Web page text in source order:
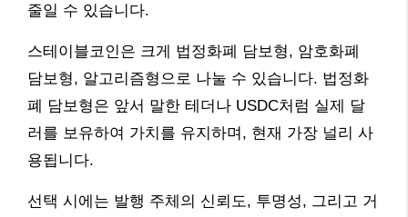
줄일 수 있습니다.
스테이블코인은 크게 법정화폐 담보형, 암호화폐
담보형, 알고리즘형으로 나눌 수 있습니다. 법정화
폐 담보형은 앞서 말한 테더나 USDC처럼 실제 달
러를 보유하여 가치를 유지하며, 현재 가장 널리 사
용됩니다.
선택 시에는 발행 주체의 신뢰도, 투명성, 그리고 거